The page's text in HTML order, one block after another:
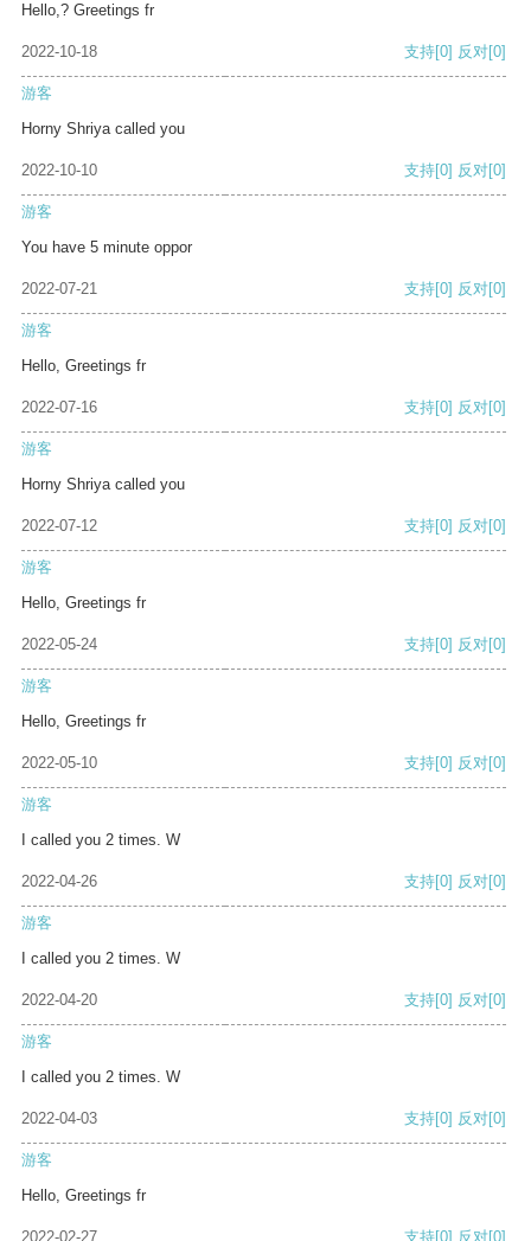
Hello,? Greetings fr
2022-10-18 支持[0] 反对[0]
游客
Horny Shriya called you
2022-10-10 支持[0] 反对[0]
游客
You have 5 minute oppor
2022-07-21 支持[0] 反对[0]
游客
Hello, Greetings fr
2022-07-16 支持[0] 反对[0]
游客
Horny Shriya called you
2022-07-12 支持[0] 反对[0]
游客
Hello, Greetings fr
2022-05-24 支持[0] 反对[0]
游客
Hello, Greetings fr
2022-05-10 支持[0] 反对[0]
游客
I called you 2 times. W
2022-04-26 支持[0] 反对[0]
游客
I called you 2 times. W
2022-04-20 支持[0] 反对[0]
游客
I called you 2 times. W
2022-04-03 支持[0] 反对[0]
游客
Hello, Greetings fr
2022-02-27 支持[0] 反对[0]